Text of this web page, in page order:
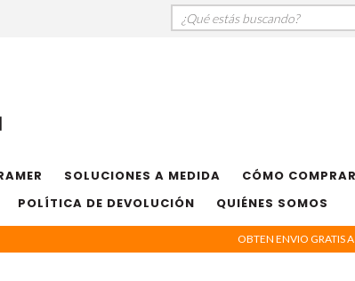
SOLUCIONES A MEDIDA CÓMO COMPRAR
POLÍTICA DE DEVOLUCIÓN QUIÉNES SOMOS
OBTEN ENVIO GRATIS